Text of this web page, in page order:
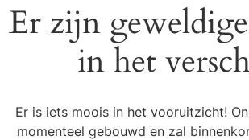
Er zijn
in het
Er is iets moois in het vooruitzicht!
momenteel gebouwd en zal